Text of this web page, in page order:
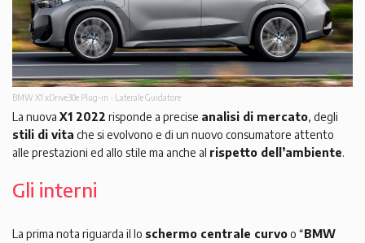
BMW X1 xDrive30e Plug-in - Laterale Guidatore
La nuova X1 2022 risponde a precise analisi di mercato, degli
stili di vita che si evolvono e di un nuovo consumatore attento
alle prestazioni ed allo stile ma anche al rispetto dell’ambiente.
Gli interni
La prima nota riguarda il lo schermo centrale curvoo “BMW